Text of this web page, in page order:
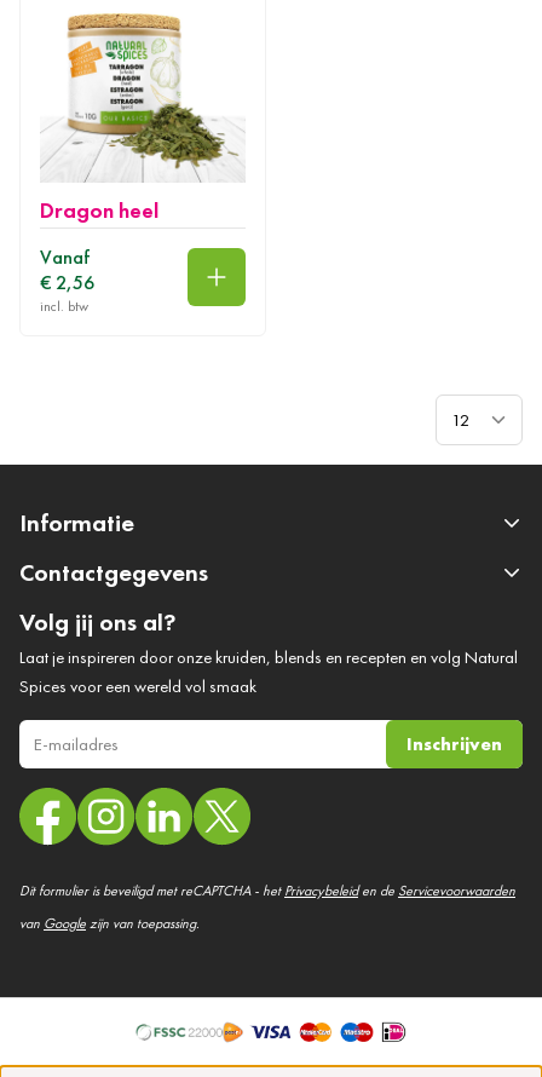
Dragon heel
Vanaf
€ 2,56
In winkelwagen
Toon
Informatie
Contactgegevens
Volg jij ons al?
Laat je inspireren door onze kruiden, blends en recepten en volg Natural
Spices voor een wereld vol smaak
Inschrijven
Dit formulier is beveiligd met reCAPTCHA - hetPrivacybeleiden de Servicevoorwaarden
van Googlezijn van toepassing.